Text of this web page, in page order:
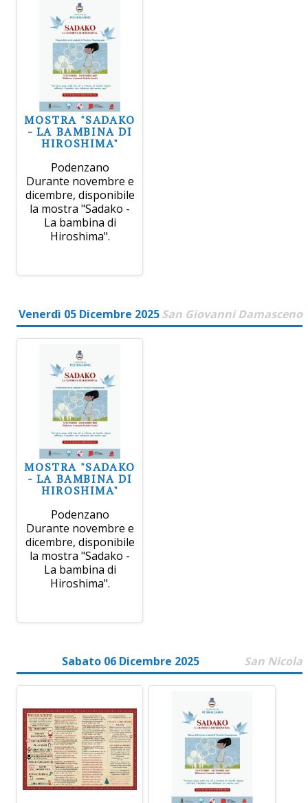
MOSTRA "SADAKO
- LA BAMBINA DI
HIROSHIMA"
Podenzano
Durante novembre e
dicembre, disponibile
la mostra "Sadako -
La bambina di
Hiroshima".
Venerdì 05 Dicembre 2025San Giovanni Damasceno
MOSTRA "SADAKO
- LA BAMBINA DI
HIROSHIMA"
Podenzano
Durante novembre e
dicembre, disponibile
la mostra "Sadako -
La bambina di
Hiroshima".
Sabato 06 Dicembre 2025 San Nicola